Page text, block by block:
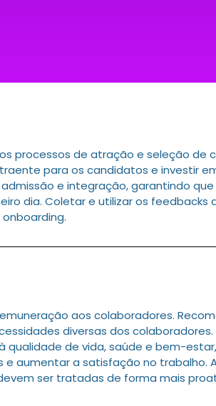
processos de atração e seleção de
para os candidatos e investir
e integração, garantindo
dia. Coletar e utilizar os
aos colaboradores.
diversas dos
de vida, saúde e bem-
aumentar a satisfação no trabalho.
ser tratadas de forma mais